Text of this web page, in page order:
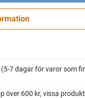
Gå till kassan
(5-7 dagar för varor som
över 600 kr, vissa